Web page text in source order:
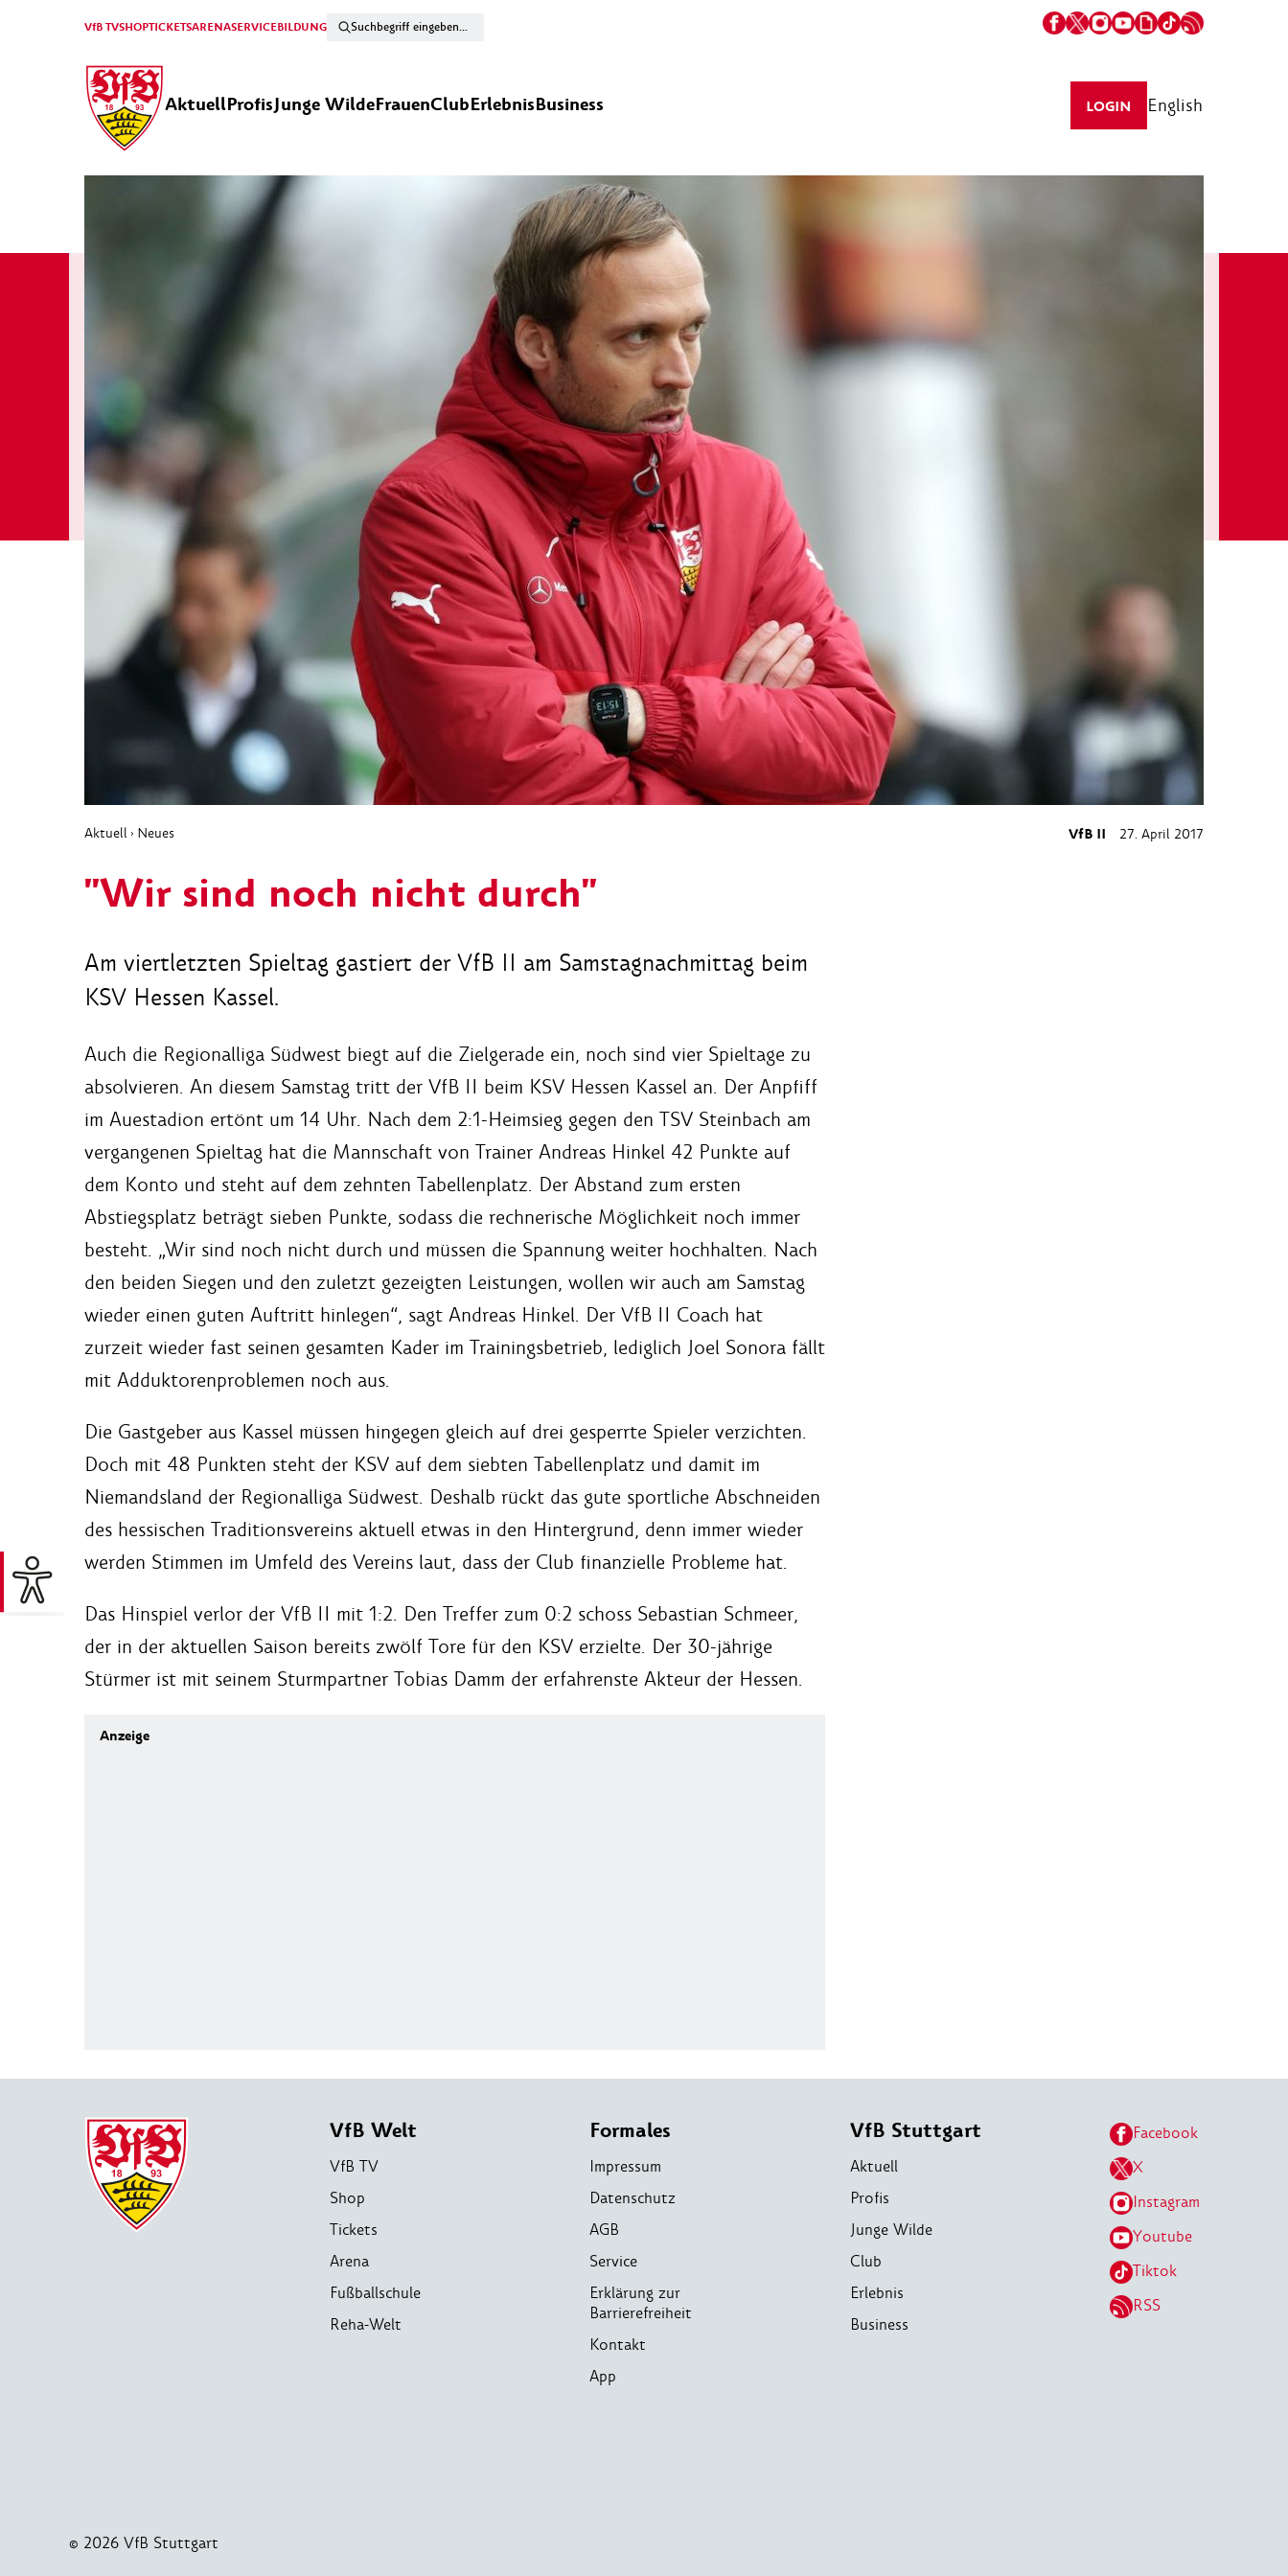
VfB TVSHOPTICKETSARENASERVICEBILDUNG
AktuellProfisJunge WildeFrauenClubErlebnisBusiness LOGIN English
Aktuell › Neues VfB II 27. April 2017
"Wir sind noch nicht durch"
Am viertletzten Spieltag gastiert der VfB II am Samstagnachmittag beim
KSV Hessen Kassel.
Auch die Regionalliga Südwest biegt auf die Zielgerade ein, noch sind vier Spieltage zu
absolvieren. An diesem Samstag tritt der VfB II beim KSV Hessen Kassel an. Der Anpfiff
im Auestadion ertönt um 14 Uhr. Nach dem 2:1-Heimsieg gegen den TSV Steinbach am
vergangenen Spieltag hat die Mannschaft von Trainer Andreas Hinkel 42 Punkte auf
dem Konto und steht auf dem zehnten Tabellenplatz. Der Abstand zum ersten
Abstiegsplatz beträgt sieben Punkte, sodass die rechnerische Möglichkeit noch immer
besteht. „Wir sind noch nicht durch und müssen die Spannung weiter hochhalten. Nach
den beiden Siegen und den zuletzt gezeigten Leistungen, wollen wir auch am Samstag
wieder einen guten Auftritt hinlegen“, sagt Andreas Hinkel. Der VfB II Coach hat
zurzeit wieder fast seinen gesamten Kader im Trainingsbetrieb, lediglich Joel Sonora fällt
mit Adduktorenproblemen noch aus.
Die Gastgeber aus Kassel müssen hingegen gleich auf drei gesperrte Spieler verzichten.
Doch mit 48 Punkten steht der KSV auf dem siebten Tabellenplatz und damit im
Niemandsland der Regionalliga Südwest. Deshalb rückt das gute sportliche Abschneiden
des hessischen Traditionsvereins aktuell etwas in den Hintergrund, denn immer wieder
werden Stimmen im Umfeld des Vereins laut, dass der Club finanzielle Probleme hat.
Das Hinspiel verlor der VfB II mit 1:2. Den Treffer zum 0:2 schoss Sebastian Schmeer,
der in der aktuellen Saison bereits zwölf Tore für den KSV erzielte. Der 30-jährige
Stürmer ist mit seinem Sturmpartner Tobias Damm der erfahrenste Akteur der Hessen.
VfB Welt
VfB TV
Shop
Tickets
Arena
Fußballschule
Reha-Welt
Formales
Impressum
Datenschutz
AGB
Service
Erklärung zur
Barrierefreiheit
Kontakt
App
VfB Stuttgart
Aktuell
Profis
Junge Wilde
Club
Erlebnis
Business
Facebook
X
Instagram
Youtube
Tiktok
RSS
© 2026 VfB Stuttgart